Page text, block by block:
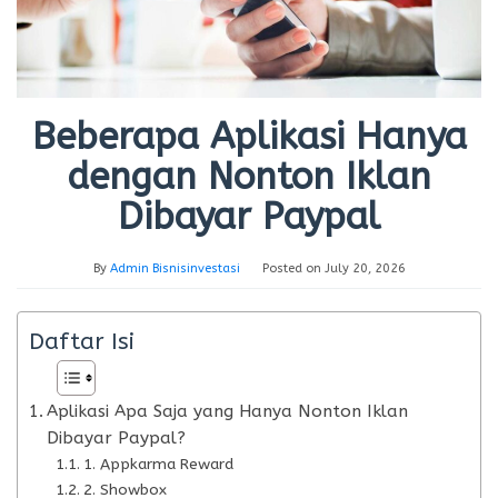
Beberapa Aplikasi Hanya
dengan Nonton Iklan
Dibayar Paypal
By Admin Bisnisinvestasi Posted on July 20, 2026
Daftar Isi
Aplikasi Apa Saja yang Hanya Nonton Iklan
Dibayar Paypal?
1. Appkarma Reward
2. Showbox